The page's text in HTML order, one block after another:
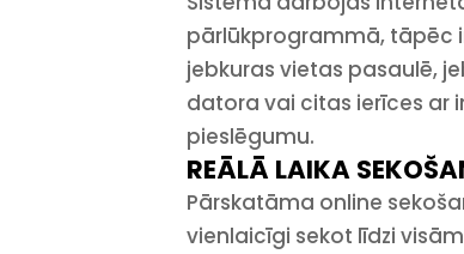
pārlūkprogrammā, tāpēc
jebkuras vietas pasaulē,
datora vai citas ierīces ar
pieslēgumu.
REĀLĀ LAIKA
Pārskatāma online
vienlaicīgi sekot līdzi